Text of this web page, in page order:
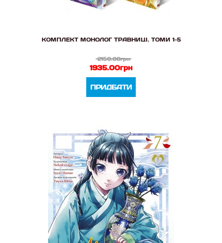
КОМПЛЕКТ МОНОЛОГ ТРАВНИЦІ. ТОМИ 1-5
2150.00грн
1935.00грн
ПРИДБАТИ